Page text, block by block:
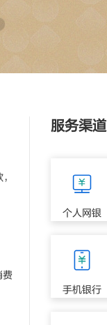
费
服务渠道
个人网银
手机银行